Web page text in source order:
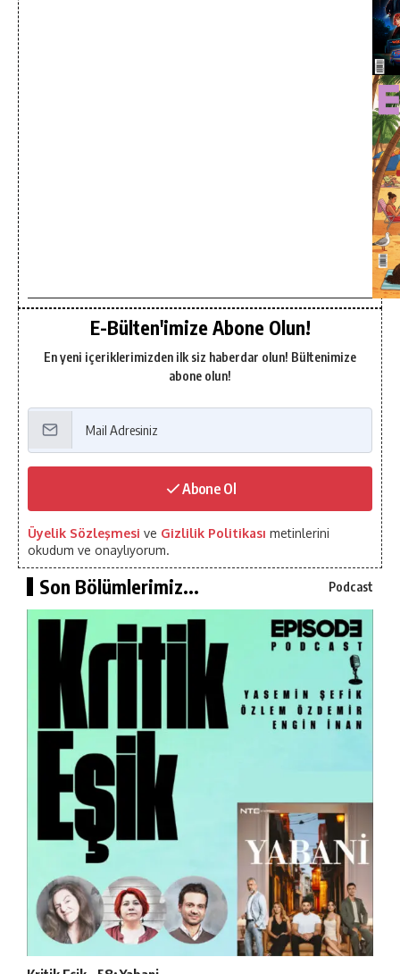
E-Bülten'imize Abone Olun!
En yeni içeriklerimizden ilk siz haberdar olun! Bültenimize
abone olun!
Abone Ol
Üyelik Sözleşmesi ve Gizlilik Politikası metinlerini
okudum ve onaylıyorum.
Son Bölümlerimiz... Podcast